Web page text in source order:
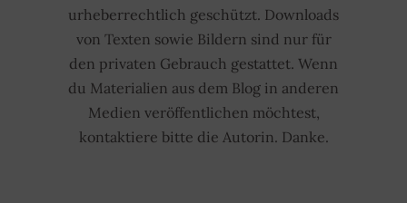
urheberrechtlich geschützt. Downloads
von Texten sowie Bildern sind nur für
den privaten Gebrauch gestattet. Wenn
du Materialien aus dem Blog in anderen
Medien veröffentlichen möchtest,
kontaktiere bitte die Autorin. Danke.